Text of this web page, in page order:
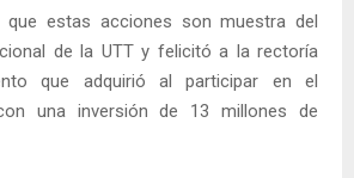
que estas acciones son muestra del
de la UTT y felicitó a la rectoría
que adquirió al participar en el
una inversión de 13 millones de